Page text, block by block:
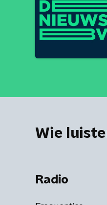
Wie
Radio